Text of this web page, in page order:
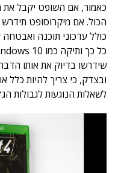
כאמור, אם השופט יקבל את
הכול. אם מיקרוסופט
כולל עדכוני תוכנה
שידרשו בדיוק את אותו
ובצדק, כי צריך להיות כלל
לשאלות הנוגעות לגבולות